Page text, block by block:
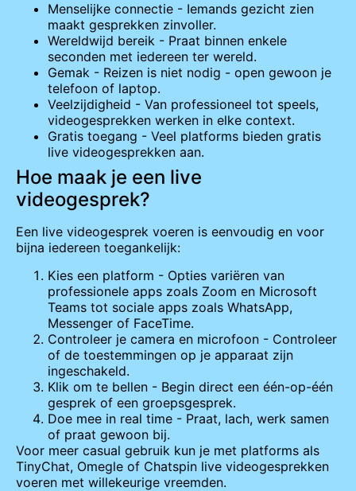
Menselijke connectie - Iemands gezicht zien
maakt gesprekken zinvoller.
Wereldwijd bereik - Praat binnen enkele
seconden met iedereen ter wereld.
Gemak - Reizen is niet nodig - open gewoon je
telefoon of laptop.
Veelzijdigheid - Van professioneel tot speels,
videogesprekken werken in elke context.
Gratis toegang - Veel platforms bieden gratis
live videogesprekken aan.
Hoe maak je een live
videogesprek?
Een live videogesprek voeren is eenvoudig en voor
bijna iedereen toegankelijk:
Kies een platform - Opties variëren van
professionele apps zoals Zoom en Microsoft
Teams tot sociale apps zoals WhatsApp,
Messenger of FaceTime.
Controleer je camera en microfoon - Controleer
of de toestemmingen op je apparaat zijn
ingeschakeld.
Klik om te bellen - Begin direct een één-op-één
gesprek of een groepsgesprek.
Doe mee in real time - Praat, lach, werk samen
of praat gewoon bij.
Voor meer casual gebruik kun je met platforms als
TinyChat, Omegle of Chatspin live videogesprekken
voeren met willekeurige vreemden.